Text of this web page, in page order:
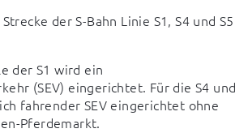
der S-Bahn Linie S1, S4 und S5
der S1 wird ein
(SEV) eingerichtet. Für die S4 und
fahrender SEV eingerichtet ohne
Pferdemarkt.